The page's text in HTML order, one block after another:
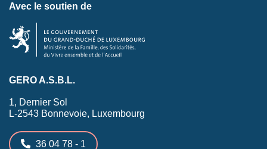
Avec le soutien de
GERO A.S.B.L.
1, Dernier Sol
L-2543 Bonnevoie, Luxembourg
36 04 78 - 1